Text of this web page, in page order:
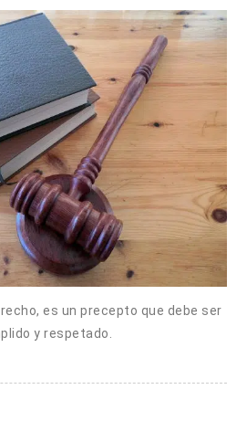
es un precepto que debe ser
y respetado.